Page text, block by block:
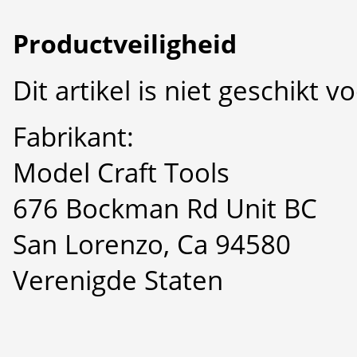
Productveiligheid
Dit artikel is niet geschikt
Fabrikant:
Model Craft Tools
676 Bockman Rd Unit BC
San Lorenzo, Ca 94580
Verenigde Staten